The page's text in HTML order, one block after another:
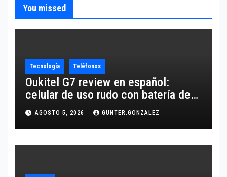
You missed
Tecnología Teléfonos
Oukitel G7 review en español:
celular de uso rudo con batería de
10,600 mAh
AGOSTO 5, 2026 GUNTER.GONZALEZ